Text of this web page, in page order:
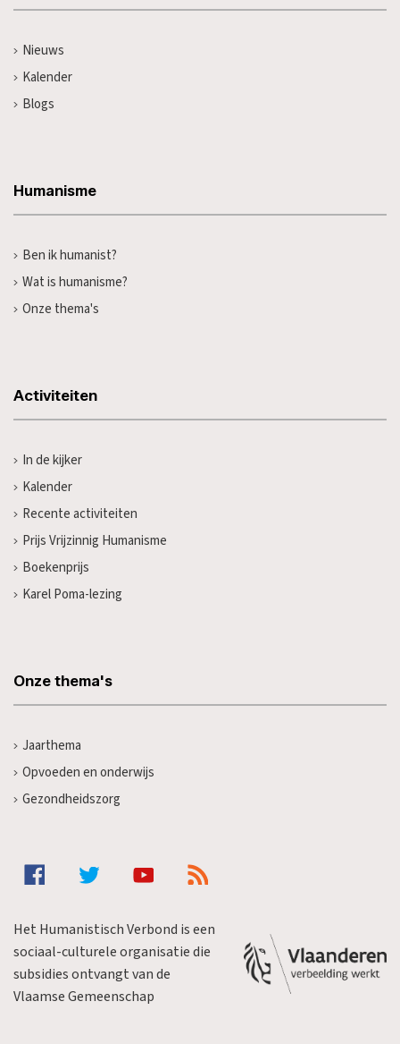
Nieuws
Kalender
Blogs
Humanisme
Ben ik humanist?
Wat is humanisme?
Onze thema's
Activiteiten
In de kijker
Kalender
Recente activiteiten
Prijs Vrijzinnig Humanisme
Boekenprijs
Karel Poma-lezing
Onze thema's
Jaarthema
Opvoeden en onderwijs
Gezondheidszorg
Het Humanistisch Verbond is een
sociaal-culturele organisatie die
subsidies ontvangt van de
Vlaamse Gemeenschap